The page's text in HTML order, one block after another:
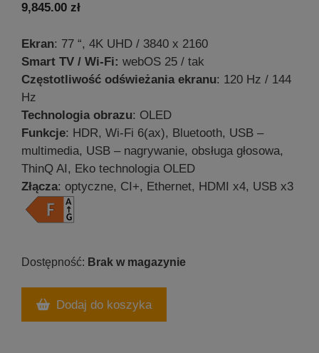
9,845.00 zł
Ekran: 77 “, 4K UHD / 3840 x 2160
Smart TV / Wi-Fi: webOS 25 / tak
Częstotliwość odświeżania ekranu: 120 Hz / 144
Hz
Technologia obrazu: OLED
Funkcje: HDR, Wi-Fi 6(ax), Bluetooth, USB –
multimedia, USB – nagrywanie, obsługa głosowa,
ThinQ AI, Eko technologia OLED
Złącza: optyczne, CI+, Ethernet, HDMI x4, USB x3
Brak w magazynie
Dodaj do koszyka